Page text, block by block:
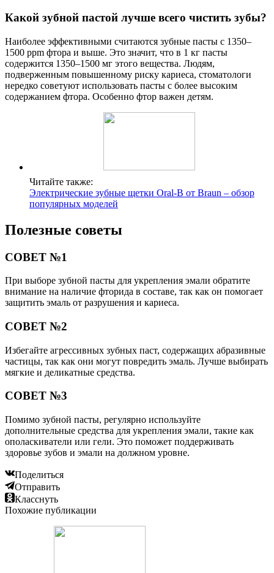
Какой зубной пастой лучше всего чистить зубы?
Наиболее эффективными считаются зубные пасты с 1350–
1500 ppm фтора и выше. Это значит, что в 1 кг пасты
содержится 1350–1500 мг этого вещества. Людям,
подверженным повышенному риску кариеса, стоматологи
нередко советуют использовать пасты с более высоким
содержанием фтора. Особенно фтор важен детям.
Читайте также:
Электрические зубные щетки Oral-B от Braun – обзор
популярных моделей
Полезные советы
СОВЕТ №1
При выборе зубной пасты для укрепления эмали обратите
внимание на наличие фторида в составе, так как он помогает
защитить эмаль от разрушения и кариеса.
СОВЕТ №2
Избегайте агрессивных зубных паст, содержащих абразивные
частицы, так как они могут повредить эмаль. Лучше выбирать
мягкие и деликатные средства.
СОВЕТ №3
Помимо зубной пасты, регулярно используйте
дополнительные средства для укрепления эмали, такие как
ополаскиватели или гели. Это поможет поддерживать
здоровье зубов и эмали на должном уровне.
Поделиться
Отправить
Класснуть
Похожие публикации